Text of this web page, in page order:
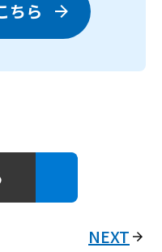
ちら
NEXT